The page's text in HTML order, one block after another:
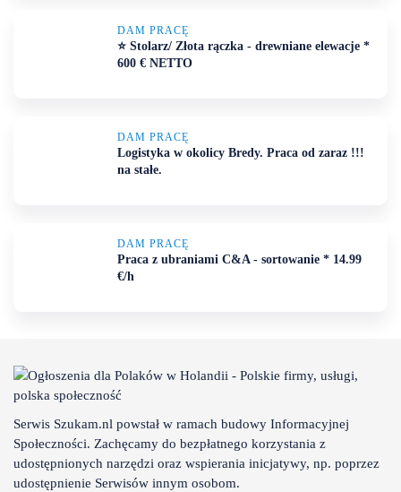
DAM PRACĘ
⭐ Stolarz/ Złota rączka - drewniane elewacje *
600 € NETTO
DAM PRACĘ
Logistyka w okolicy Bredy. Praca od zaraz !!!
na stałe.
DAM PRACĘ
Praca z ubraniami C&A - sortowanie * 14.99
€/h
Serwis Szukam.nl powstał w ramach budowy Informacyjnej
Społeczności. Zachęcamy do bezpłatnego korzystania z
udostępnionych narzędzi oraz wspierania inicjatywy, np. poprzez
udostępnienie Serwisów innym osobom.